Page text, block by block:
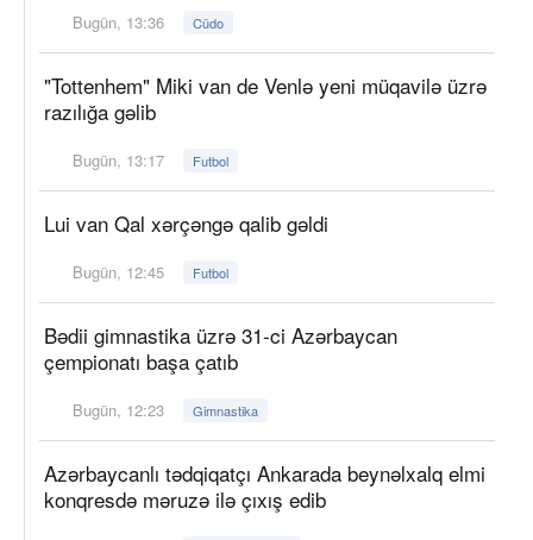
Bugün, 13:36 Cüdo
"Tottenhem" Miki van de Venlə yeni müqavilə üzrə
razılığa gəlib
Bugün, 13:17 Futbol
Lui van Qal xərçəngə qalib gəldi
Bugün, 12:45 Futbol
Bədii gimnastika üzrə 31-ci Azərbaycan
çempionatı başa çatıb
Bugün, 12:23 Gimnastika
Azərbaycanlı tədqiqatçı Ankarada beynəlxalq elmi
konqresdə məruzə ilə çıxış edib